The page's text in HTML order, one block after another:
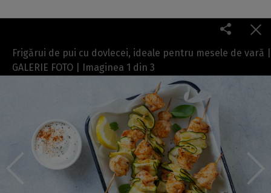
Frigărui de pui cu dovlecei, ideale pentru mesele de vară |
GALERIE FOTO | Imaginea 1 din 3